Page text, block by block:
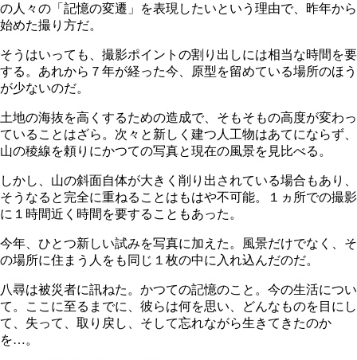
の人々の「記憶の変遷」を表現したいという理由で、昨年から
始めた撮り方だ。
そうはいっても、撮影ポイントの割り出しには相当な時間を要
する。あれから７年が経った今、原型を留めている場所のほう
が少ないのだ。
土地の海抜を高くするための造成で、そもそもの高度が変わっ
ていることはざら。次々と新しく建つ人工物はあてにならず、
山の稜線を頼りにかつての写真と現在の風景を見比べる。
しかし、山の斜面自体が大きく削り出されている場合もあり、
そうなると完全に重ねることはもはや不可能。１ヵ所での撮影
に１時間近く時間を要することもあった。
今年、ひとつ新しい試みを写真に加えた。風景だけでなく、そ
の場所に住まう人をも同じ１枚の中に入れ込んだのだ。
八尋は被災者に訊ねた。かつての記憶のこと。今の生活につい
て。ここに至るまでに、彼らは何を思い、どんなものを目にし
て、失って、取り戻し、そして忘れながら生きてきたのか
を…。